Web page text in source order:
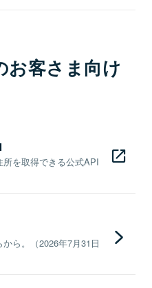
お客さま向け
を取得できる公式API
ら。（2026年7月31日